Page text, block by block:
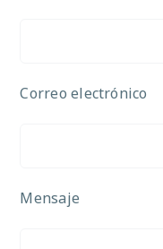
Correo electrónico
Mensaje